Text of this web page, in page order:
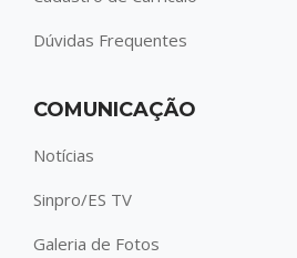
Dúvidas Frequentes
COMUNICAÇÃO
Notícias
Sinpro/ES TV
Galeria de Fotos